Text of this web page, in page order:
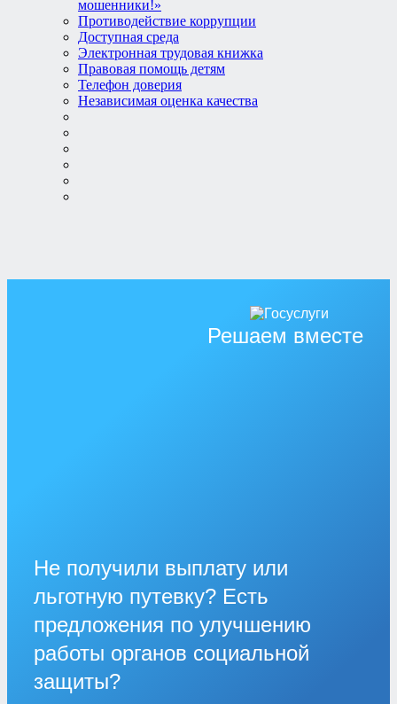
мошенники!»
Противодействие коррупции
Доступная среда
Электронная трудовая книжка
Правовая помощь детям
Телефон доверия
Независимая оценка качества
Решаем вместе
Не получили выплату или
льготную путевку? Есть
предложения по улучшению
работы органов социальной
защиты?